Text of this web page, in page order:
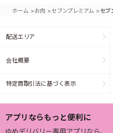
ホーム >お肉 >セブンプレミアム >セブ
配送エリア
会社概要
特定商取引法に基づく表示
アプリならもっと便利に